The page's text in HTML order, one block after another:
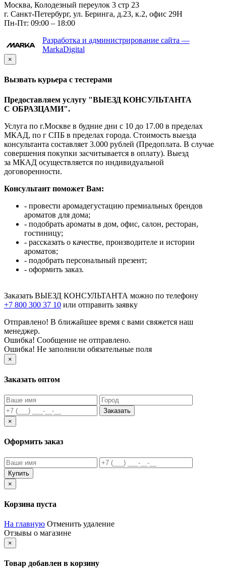
Москва, Колодезный переулок 3 стр 23
г. Санкт-Петербург, ул. Беринга, д.23, к.2, офис 29Н
Пн-Пт: 09:00 – 18:00
Разработка и администрирование сайта —
MarkaDigital
×
Вызвать курьера с тестерами
Предоставляем услугу "ВЫЕЗД КОНСУЛЬТАНТА
С ОБРАЗЦАМИ".
Услуга по г.Москве в будние дни с 10 до 17.00 в пределах
МКАД, по г СПБ в пределах города. Стоимость выезда
консультанта составляет 3.000 рублей (Предоплата. В случае
совершения покупки засчитывается в оплату). Выезд
за МКАД осуществляется по индивидуальной
договоренности.
Консультант поможет Вам:
- провести аромадегустацию премиальных брендов
ароматов для дома;
- подобрать ароматы в дом, офис, салон, ресторан,
гостиницу;
- рассказать о качестве, производителе и истории
ароматов;
- подобрать персональный презент;
- оформить заказ.
Заказать ВЫЕЗД КОНСУЛЬТАНТА можно по телефону
+7 800 300 37 10 или отправить заявку
Отправлено! В ближайшее время с вами свяжется наш
менеджер.
Ошибка! Сообщение не отправлено.
Ошибка! Не заполнили обязательные поля
×
Заказать оптом
Заказать
×
Оформить заказ
Купить
×
Корзина пуста
На главную Отменить удаление
Отзывы о магазине
×
Товар добавлен в корзину